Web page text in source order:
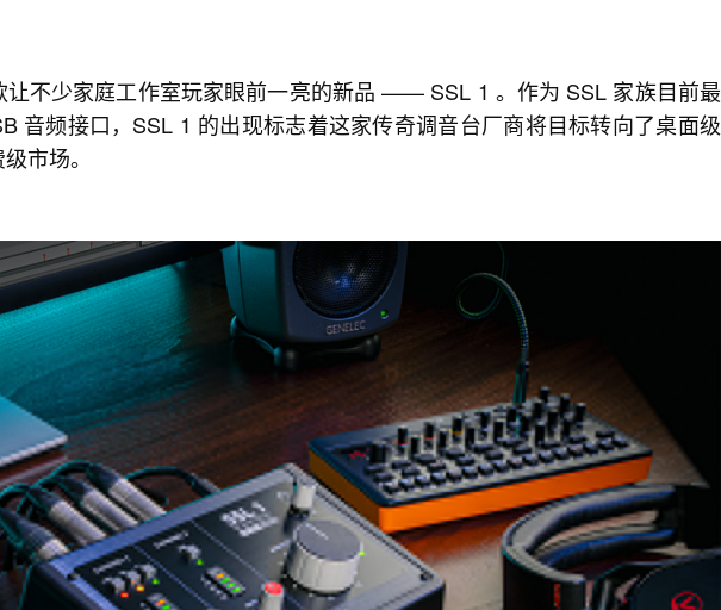
让不少家庭工作室玩家眼前一亮的新品 —— SSL 1 。作为 SSL 家族目前最
音频接口，SSL 1 的出现标志着这家传奇调音台厂商将目标转向了桌面级
市场。